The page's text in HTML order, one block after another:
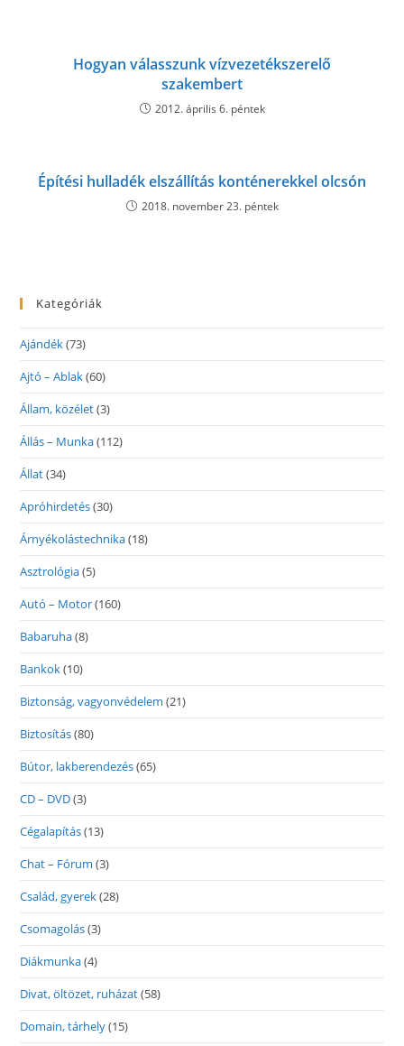
Hogyan válasszunk vízvezetékszerelő
szakembert
2012. április 6. péntek
Építési hulladék elszállítás konténerekkel olcsón
2018. november 23. péntek
Kategóriák
Ajándék(73)
Ajtó – Ablak(60)
Állam, közélet(3)
Állás – Munka(112)
Állat(34)
Apróhirdetés(30)
Árnyékolástechnika(18)
Asztrológia(5)
Autó – Motor(160)
Babaruha(8)
Bankok(10)
Biztonság, vagyonvédelem (21)
Biztosítás(80)
Bútor, lakberendezés(65)
CD – DVD(3)
Cégalapítás(13)
Chat – Fórum (3)
Család, gyerek(28)
Csomagolás(3)
Diákmunka(4)
Divat, öltözet, ruházat(58)
Domain, tárhely(15)